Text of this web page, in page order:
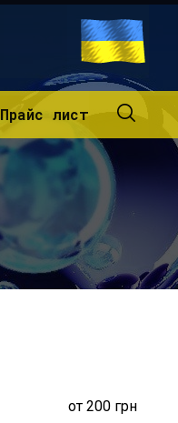
Прайс лист
от 200 грн